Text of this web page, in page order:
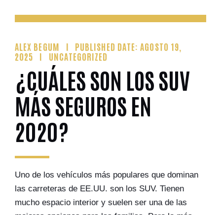
ALEX BEGUM
PUBLISHED DATE: AGOSTO 19,
2025
UNCATEGORIZED
¿CUÁLES SON LOS SUV
MÁS SEGUROS EN
2020?
Uno de los vehículos más populares que dominan
las carreteras de EE.UU. son los SUV. Tienen
mucho espacio interior y suelen ser una de las